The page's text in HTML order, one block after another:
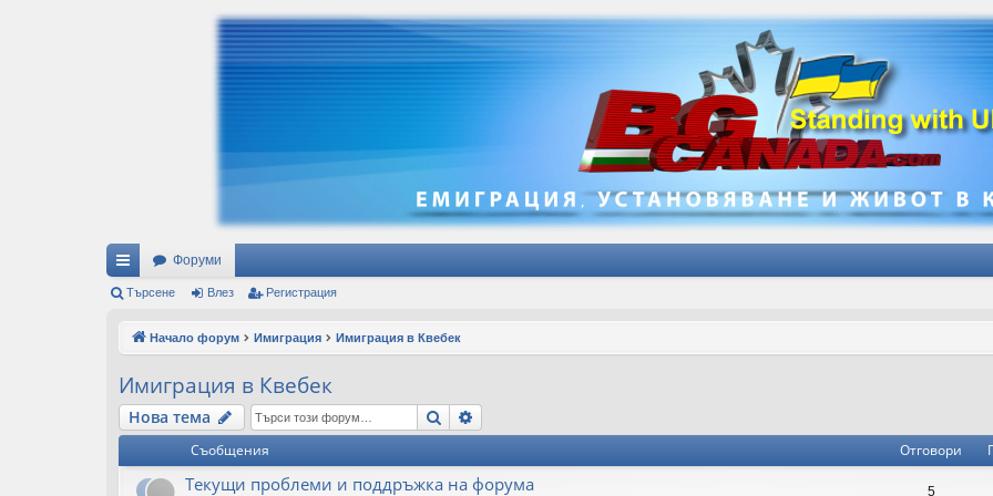
ъ
вр
ъз
Форуми
Търсене Влез Регистрация
Начало форум Имиграция Имиграция в Квебек
Имиграция в Квебек
Нова тема Търсене
Съобщения Отговори
Текущи проблеми и поддръжка на форума 5